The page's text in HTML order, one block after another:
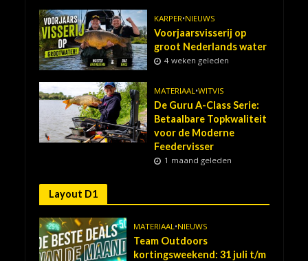
KARPER•NIEUWS
Voorjaarsvisserij op
groot Nederlands water
4 weken geleden
MATERIAAL•WITVIS
De Guru A-Class Serie:
Betaalbare Topkwaliteit
voor de Moderne
Feedervisser
1 maand geleden
Layout D1
MATERIAAL•NIEUWS
Team Outdoors
kortingsweekend: 31 juli t/m